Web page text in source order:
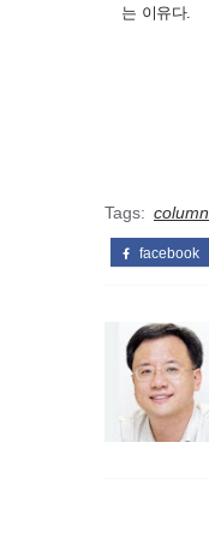
는 이유다.
Tags: column
facebook